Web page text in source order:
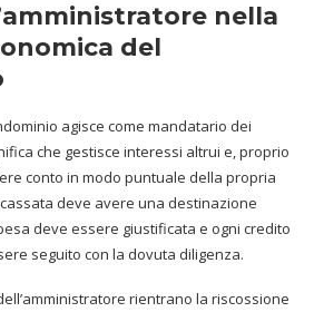
nella
del
agisce come mandatario dei
che gestisce interessi altrui e, proprio
conto in modo puntuale della propria
deve avere una destinazione
deve essere giustificata e ogni credito
seguito con la dovuta diligenza.
rientrano la riscossione